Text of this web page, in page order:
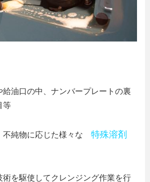
給油口の中、ナンバープレートの裏
等
不純物に応じた様々な 特殊溶剤
術を駆使してクレンジング作業を行